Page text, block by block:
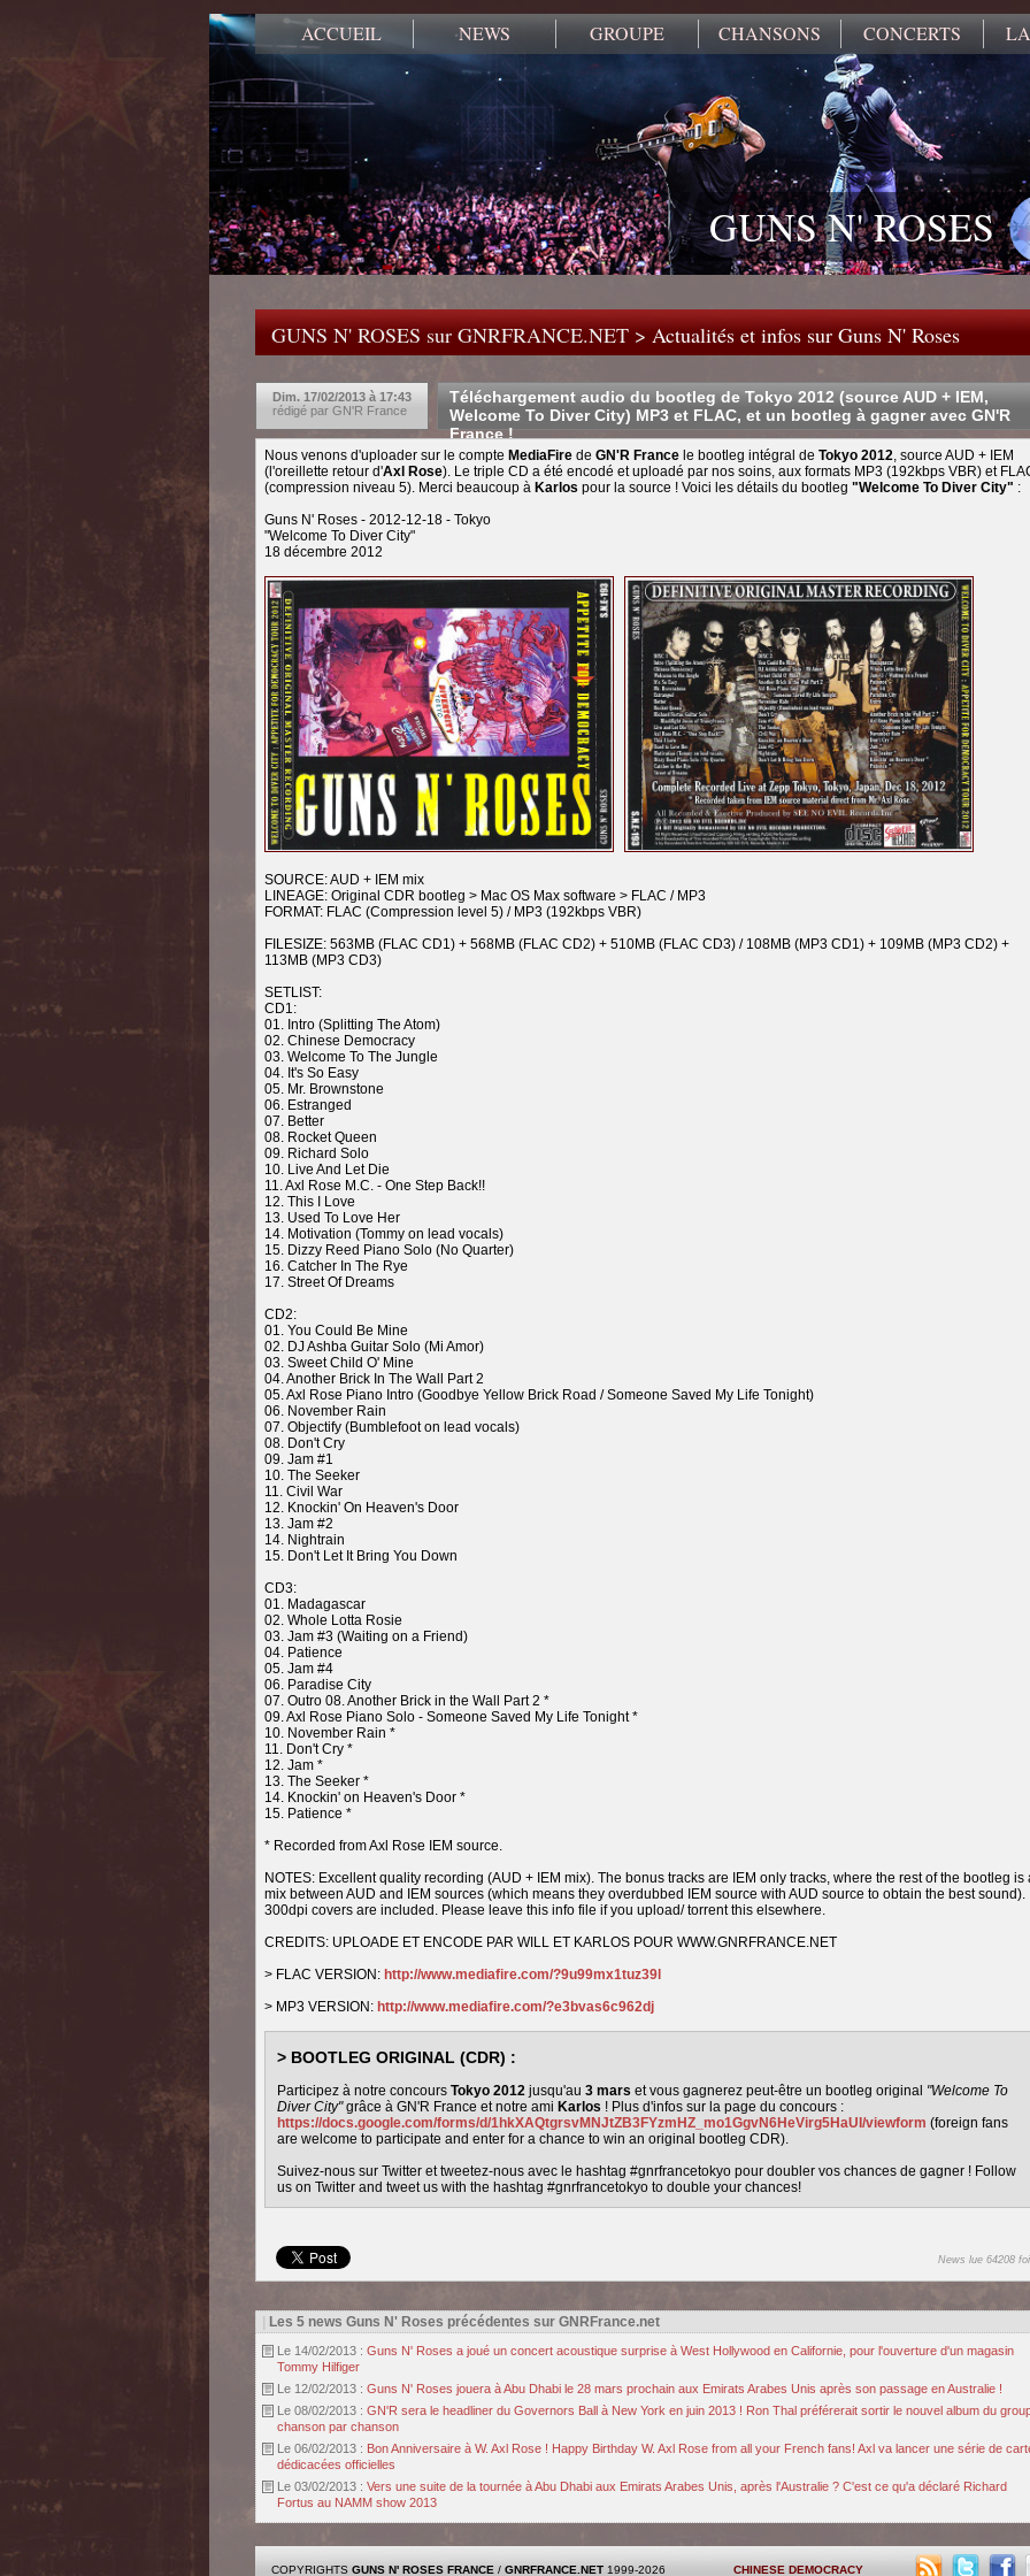
ACCUEIL NEWS GROUPE CHANSONS CONCERTS
GUNS N' ROSES
GUNS N' ROSES sur GNRFRANCE.NET> Actualités et infos sur Guns N' Roses
Dim. 17/02/2013 à 17:43
rédigé par GN'R France
Téléchargement audio du bootleg de Tokyo 2012 (source AUD + IEM,
Welcome To Diver City) MP3 et FLAC, et un bootleg à gagner avec GN'R
France !
Nous venons d'uploader sur le compte MediaFire de GN'R France le bootleg intégral de Tokyo 2012, source AUD + IEM
(l'oreillette retour d'Axl Rose). Le triple CD a été encodé et uploadé par nos soins, aux formats MP3 (192kbps VBR) et
(compression niveau 5). Merci beaucoup à Karlos pour la source ! Voici les détails du bootleg "Welcome To Diver City" :
Guns N' Roses - 2012-12-18 - Tokyo
"Welcome To Diver City"
18 décembre 2012
SOURCE: AUD + IEM mix
LINEAGE: Original CDR bootleg > Mac OS Max software > FLAC / MP3
FORMAT: FLAC (Compression level 5) / MP3 (192kbps VBR)
FILESIZE: 563MB (FLAC CD1) + 568MB (FLAC CD2) + 510MB (FLAC CD3) / 108MB (MP3 CD1) + 109MB (MP3 CD2) +
113MB (MP3 CD3)
SETLIST:
CD1:
01. Intro (Splitting The Atom)
02. Chinese Democracy
03. Welcome To The Jungle
04. It's So Easy
05. Mr. Brownstone
06. Estranged
07. Better
08. Rocket Queen
09. Richard Solo
10. Live And Let Die
11. Axl Rose M.C. - One Step Back!!
12. This I Love
13. Used To Love Her
14. Motivation (Tommy on lead vocals)
15. Dizzy Reed Piano Solo (No Quarter)
16. Catcher In The Rye
17. Street Of Dreams
CD2:
01. You Could Be Mine
02. DJ Ashba Guitar Solo (Mi Amor)
03. Sweet Child O' Mine
04. Another Brick In The Wall Part 2
05. Axl Rose Piano Intro (Goodbye Yellow Brick Road / Someone Saved My Life Tonight)
06. November Rain
07. Objectify (Bumblefoot on lead vocals)
08. Don't Cry
09. Jam #1
10. The Seeker
11. Civil War
12. Knockin' On Heaven's Door
13. Jam #2
14. Nightrain
15. Don't Let It Bring You Down
CD3:
01. Madagascar
02. Whole Lotta Rosie
03. Jam #3 (Waiting on a Friend)
04. Patience
05. Jam #4
06. Paradise City
07. Outro 08. Another Brick in the Wall Part 2 *
09. Axl Rose Piano Solo - Someone Saved My Life Tonight *
10. November Rain *
11. Don't Cry *
12. Jam *
13. The Seeker *
14. Knockin' on Heaven's Door *
15. Patience *
* Recorded from Axl Rose IEM source.
NOTES: Excellent quality recording (AUD + IEM mix). The bonus tracks are IEM only tracks, where the rest of the bootleg is
mix between AUD and IEM sources (which means they overdubbed IEM source with AUD source to obtain the best sound).
300dpi covers are included. Please leave this info file if you upload/ torrent this elsewhere.
CREDITS: UPLOADE ET ENCODE PAR WILL ET KARLOS POUR WWW.GNRFRANCE.NET
> FLAC VERSION: http://www.mediafire.com/?9u99mx1tuz39l
> MP3 VERSION: http://www.mediafire.com/?e3bvas6c962dj
> BOOTLEG ORIGINAL (CDR) :
Participez à notre concours Tokyo 2012 jusqu'au 3 mars et vous gagnerez peut-être un bootleg original "Welcome To
Diver City"grâce à GN'R France et notre ami Karlos ! Plus d'infos sur la page du concours :
https://docs.google.com/forms/d/1hkXAQtgrsvMNJtZB3FYzmHZ_mo1GgvN6HeVirg5HaUI/viewform (foreign fans
are welcome to participate and enter for a chance to win an original bootleg CDR).
Suivez-nous sur Twitter et tweetez-nous avec le hashtag #gnrfrancetokyo pour doubler vos chances de gagner ! Follow
us on Twitter and tweet us with the hashtag #gnrfrancetokyo to double your chances!
News lue 64208
Les 5 news Guns N' Roses précédentes sur GNRFrance.net
Le 14/02/2013 : Guns N' Roses a joué un concert acoustique surprise à West Hollywood en Californie, pour l'ouverture d'un magasin
Tommy Hilfiger
Le 12/02/2013 : Guns N' Roses jouera à Abu Dhabi le 28 mars prochain aux Emirats Arabes Unis après son passage en Australie !
Le 08/02/2013 : GN'R sera le headliner du Governors Ball à New York en juin 2013 ! Ron Thal préférerait sortir le nouvel album du
chanson par chanson
Le 06/02/2013 : Bon Anniversaire à W. Axl Rose ! Happy Birthday W. Axl Rose from all your French fans! Axl va lancer une série de
dédicacées officielles
Le 03/02/2013 : Vers une suite de la tournée à Abu Dhabi aux Emirats Arabes Unis, après l'Australie ? C'est ce qu'a déclaré Richard
Fortus au NAMM show 2013
COPYRIGHTS GUNS N' ROSES FRANCE / GNRFRANCE.NET 1999-2026 CHINESE DEMOCRACY